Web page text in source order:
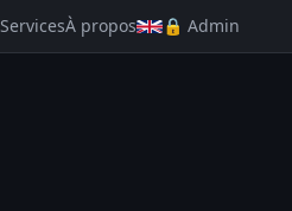
ServicesÀ propos 🔒 Admin